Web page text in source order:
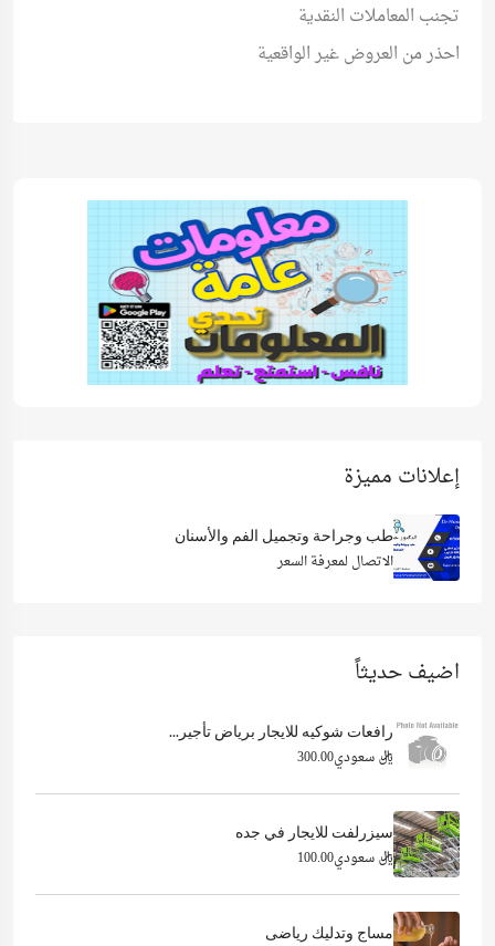
تجنب المعاملات النقدية
احذر من العروض غير الواقعية
إعلانات مميزة
طب وجراحة وتجميل الفم والأسنان
الاتصال لمعرفة السعر
اضيف حديثاً
رافعات شوكيه للايجار برياض تأجير...
ريال سعودي300.00
سيزرلفت للايجار في جده
ريال سعودي100.00
مساج وتدليك رياضى